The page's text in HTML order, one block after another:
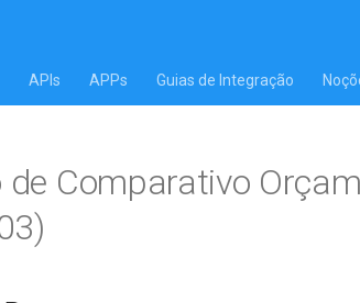
APIs APPs Guias de Integração
de Comparativo